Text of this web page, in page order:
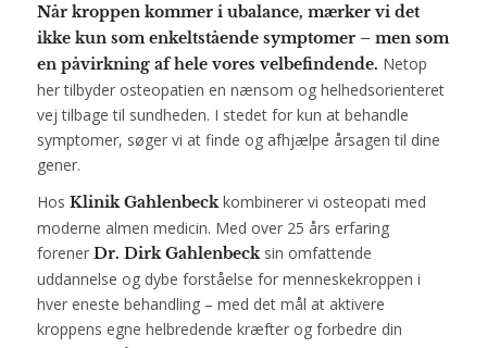
Når kroppen kommer i ubalance, mærker vi det
ikke kun som enkeltstående symptomer – men som
en påvirkning af hele vores velbefindende. Netop
her tilbyder osteopatien en nænsom og helhedsorienteret
vej tilbage til sundheden. I stedet for kun at behandle
symptomer, søger vi at finde og afhjælpe årsagen til dine
gener.
Hos Klinik Gahlenbeckkombinerer vi osteopati med
moderne almen medicin. Med over 25 års erfaring
forener Dr. Dirk Gahlenbecksin omfattende
uddannelse og dybe forståelse for menneskekroppen i
hver eneste behandling – med det mål at aktivere
kroppens egne helbredende kræfter og forbedre din